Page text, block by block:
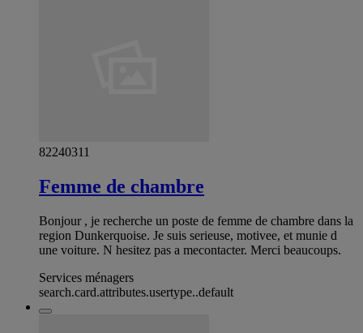
82240311
Femme de chambre
Bonjour , je recherche un poste de femme de chambre dans la
region Dunkerquoise. Je suis serieuse, motivee, et munie d
une voiture. N hesitez pas a mecontacter. Merci beaucoups.
Services ménagers
search.card.attributes.usertype..default